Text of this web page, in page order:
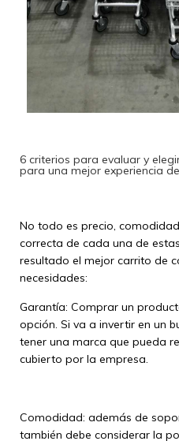
6 criterios para evaluar y
para una mejor experiencia
No todo es precio,
correcta de cada una de
resultado el mejor carrito de
necesidades:
Garantía: Comprar un
opción. Si va a invertir en un
tener una marca que pueda
cubierto por la empresa.
Comodidad: además de
también debe considerar la